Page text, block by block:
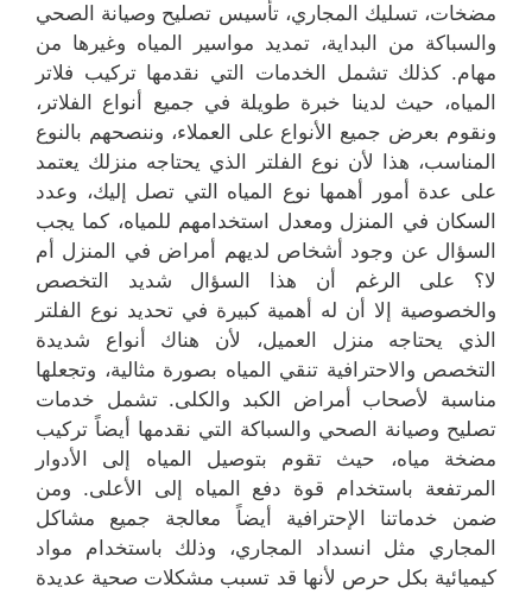
مضخات، تسليك المجاري، تأسيس تصليح وصيانة الصحي
والسباكة من البداية، تمديد مواسير المياه وغيرها من
مهام. كذلك تشمل الخدمات التي نقدمها تركيب فلاتر
المياه، حيث لدينا خبرة طويلة في جميع أنواع الفلاتر،
ونقوم بعرض جميع الأنواع على العملاء، وننصحهم بالنوع
المناسب، هذا لأن نوع الفلتر الذي يحتاجه منزلك يعتمد
على عدة أمور أهمها نوع المياه التي تصل إليك، وعدد
السكان في المنزل ومعدل استخدامهم للمياه، كما يجب
السؤال عن وجود أشخاص لديهم أمراض في المنزل أم
لا؟ على الرغم أن هذا السؤال شديد التخصص
والخصوصية إلا أن له أهمية كبيرة في تحديد نوع الفلتر
الذي يحتاجه منزل العميل، لأن هناك أنواع شديدة
التخصص والاحترافية تنقي المياه بصورة مثالية، وتجعلها
مناسبة لأصحاب أمراض الكبد والكلى. تشمل خدمات
تصليح وصيانة الصحي والسباكة التي نقدمها أيضاً تركيب
مضخة مياه، حيث تقوم بتوصيل المياه إلى الأدوار
المرتفعة باستخدام قوة دفع المياه إلى الأعلى. ومن
ضمن خدماتنا الإحترافية أيضاً معالجة جميع مشاكل
المجاري مثل انسداد المجاري، وذلك باستخدام مواد
كيميائية بكل حرص لأنها قد تسبب مشكلات صحية عديدة